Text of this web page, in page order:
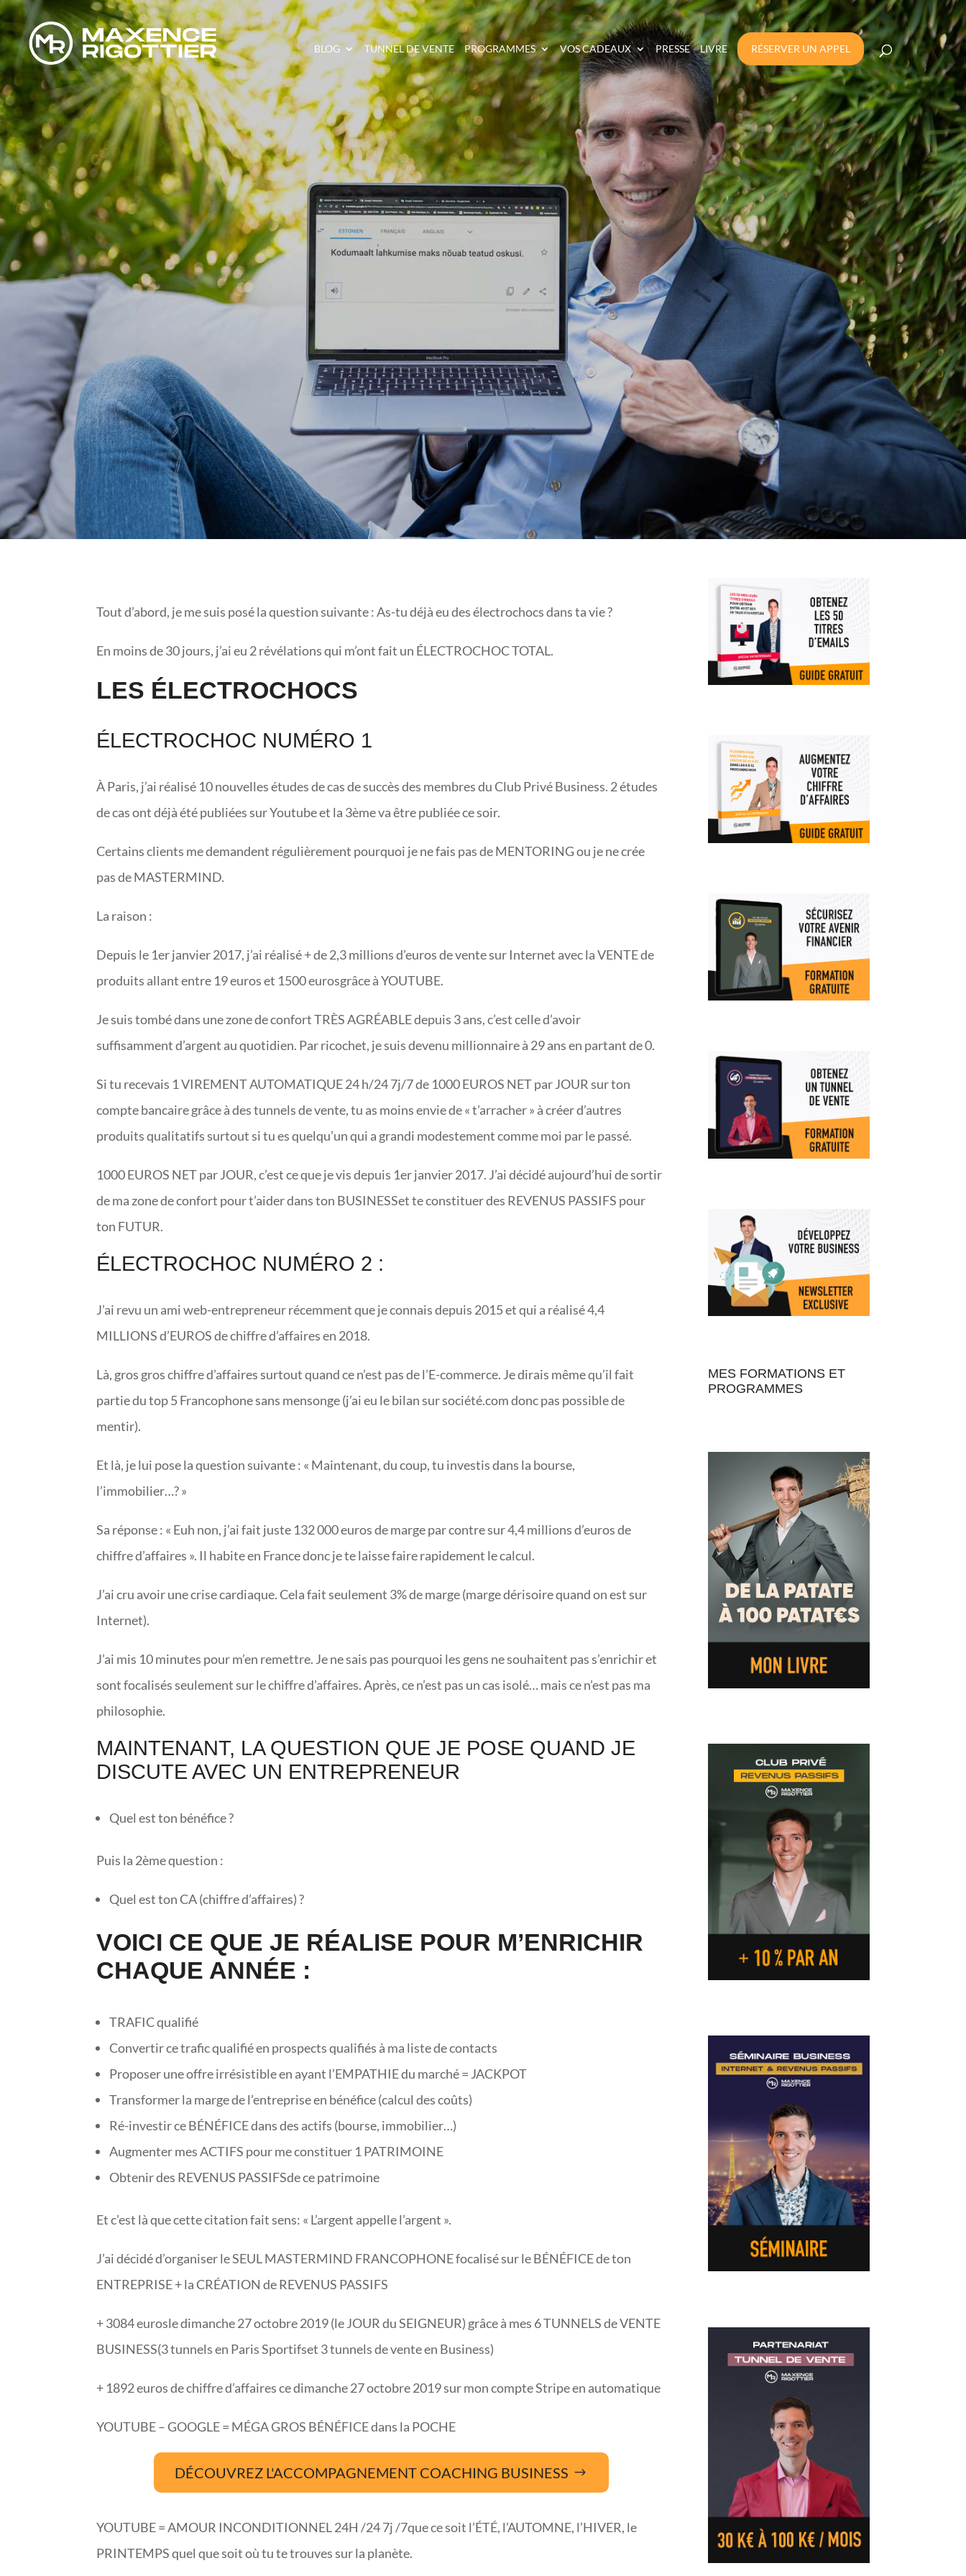
BLOG TUNNEL DE VENTE PROGRAMMES VOS CADEAUX PRESSE LIVRE RÉSERVER UN APPEL
COMMENT ORGANISER ET RÉUSSIR UN GROUPE
MASTERMIND ?
Tout d’abord, je me suis posé la question suivante : As-tu déjà eu des électrochocs dans ta vie ?
En moins de 30 jours, j’ai eu 2 révélations qui m’ont fait un ÉLECTROCHOC TOTAL.
LES ÉLECTROCHOCS
ÉLECTROCHOC NUMÉRO 1
À Paris, j’ai réalisé 10 nouvelles études de cas de succès des membres du Club Privé Business. 2 études
de cas ont déjà été publiées sur Youtube et la 3ème va être publiée ce soir.
Certains clients me demandent régulièrement pourquoi je ne fais pas de MENTORING ou je ne crée
pas de MASTERMIND.
La raison :
Depuis le 1er janvier 2017, j’ai réalisé + de 2,3 millions d’euros de vente sur Internet avec la VENTE de
produits allant entre 19 euros et 1500 eurosgrâce à YOUTUBE.
Je suis tombé dans une zone de confort TRÈS AGRÉABLE depuis 3 ans, c’est celle d’avoir
suffisamment d’argent au quotidien. Par ricochet, je suis devenu millionnaire à 29 ans en partant de 0.
Si tu recevais 1 VIREMENT AUTOMATIQUE 24 h/24 7j/7 de 1000 EUROS NET par JOUR sur ton
compte bancaire grâce à des tunnels de vente, tu as moins envie de « t’arracher » à créer d’autres
produits qualitatifs surtout si tu es quelqu’un qui a grandi modestement comme moi par le passé.
1000 EUROS NET par JOUR, c’est ce que je vis depuis 1er janvier 2017. J’ai décidé aujourd’hui de sortir
de ma zone de confort pour t’aider dans ton BUSINESSet te constituer des REVENUS PASSIFS pour
ton FUTUR.
ÉLECTROCHOC NUMÉRO 2 :
J’ai revu un ami web-entrepreneur récemment que je connais depuis 2015 et qui a réalisé 4,4
MILLIONS d’EUROS de chiffre d’affaires en 2018.
Là, gros gros chiffre d’affaires surtout quand ce n’est pas de l’E-commerce. Je dirais même qu’il fait
partie du top 5 Francophone sans mensonge (j’ai eu le bilan sur société.com donc pas possible de
mentir).
Et là, je lui pose la question suivante : « Maintenant, du coup, tu investis dans la bourse,
l’immobilier…? »
Sa réponse : « Euh non, j’ai fait juste 132 000 euros de marge par contre sur 4,4 millions d’euros de
chiffre d’affaires ». Il habite en France donc je te laisse faire rapidement le calcul.
J’ai cru avoir une crise cardiaque. Cela fait seulement 3% de marge (marge dérisoire quand on est sur
Internet).
J’ai mis 10 minutes pour m’en remettre. Je ne sais pas pourquoi les gens ne souhaitent pas s’enrichir et
sont focalisés seulement sur le chiffre d’affaires. Après, ce n’est pas un cas isolé… mais ce n’est pas ma
philosophie.
MAINTENANT, LA QUESTION QUE JE POSE QUAND JE
DISCUTE AVEC UN ENTREPRENEUR
Quel est ton bénéfice ?
Puis la 2ème question :
Quel est ton CA (chiffre d’affaires) ?
VOICI CE QUE JE RÉALISE POUR M’ENRICHIR
CHAQUE ANNÉE :
TRAFIC qualifié
Convertir ce trafic qualifié en prospects qualifiés à ma liste de contacts
Proposer une offre irrésistible en ayant l’EMPATHIE du marché = JACKPOT
Transformer la marge de l’entreprise en bénéfice (calcul des coûts)
Ré-investir ce BÉNÉFICE dans des actifs (bourse, immobilier…)
Augmenter mes ACTIFS pour me constituer 1 PATRIMOINE
Obtenir des REVENUS PASSIFSde ce patrimoine
Et c’est là que cette citation fait sens: « L’argent appelle l’argent ».
J’ai décidé d’organiser le SEUL MASTERMIND FRANCOPHONE focalisé sur le BÉNÉFICE de ton
ENTREPRISE + la CRÉATION de REVENUS PASSIFS
+ 3084 eurosle dimanche 27 octobre 2019 (le JOUR du SEIGNEUR) grâce à mes 6 TUNNELS de VENTE
BUSINESS(3 tunnels en Paris Sportifset 3 tunnels de vente en Business)
+ 1892 euros de chiffre d’affaires ce dimanche 27 octobre 2019 sur mon compte Stripe en automatique
YOUTUBE – GOOGLE = MÉGA GROS BÉNÉFICE dans la POCHE
DÉCOUVREZ L'ACCOMPAGNEMENT COACHING BUSINESS
YOUTUBE = AMOUR INCONDITIONNEL 24H /24 7j /7que ce soit l’ÉTÉ, l’AUTOMNE, l’HIVER, le
PRINTEMPS quel que soit où tu te trouves sur la planète.
MES FORMATIONS ET
PROGRAMMES